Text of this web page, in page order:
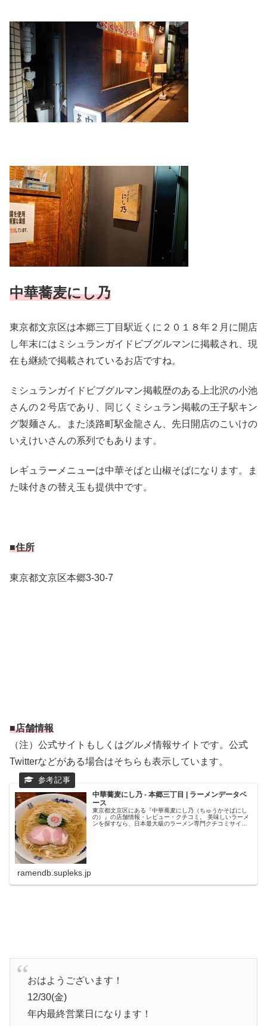
中華蕎麦にし乃
東京都文京区は本郷三丁目駅近くに２０１８年２月に開店
し年末にはミシュランガイドビブグルマンに掲載され、現
在も継続で掲載されているお店ですね。
ミシュランガイドビブグルマン掲載歴のある上北沢の小池
さんの２号店であり、同じくミシュラン掲載の王子駅キン
グ製麺さん。また淡路町駅金龍さん、先日開店のこいけの
いえけいさんの系列でもあります。
レギュラーメニューは中華そばと山椒そばになります。ま
た味付きの替え玉も提供中です。
■住所
東京都文京区本郷3-30-7
■店舗情報
（注）公式サイトもしくはグルメ情報サイトです。公式
Twitterなどがある場合はそちらも表示しています。
中華蕎麦にし乃 - 本郷三丁目 | ラーメンデータベ
ース
東京都文京区にある『中華蕎麦にし乃（ちゅうかそばにし
の）』の店舗情報・レビュー・クチコミ。 美味しいラーメ
ンを探すなら、日本最大級のラーメン専門クチコミサイト
ramendb.supleks.jp
おはようございます！
12/30(金)
年内最終営業日になります！